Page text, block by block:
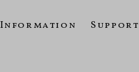
Information Support